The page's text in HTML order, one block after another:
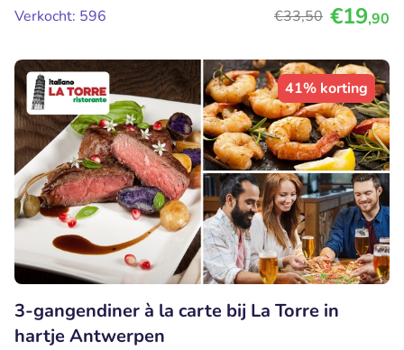
Verkocht: 596
€33,50 €19,90
41% korting
3-gangendiner à la carte bij La Torre in
hartje Antwerpen